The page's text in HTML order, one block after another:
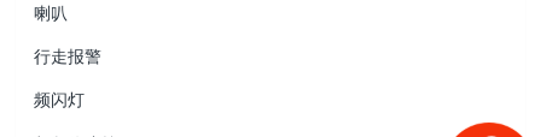
喇叭
行走报警
频闪灯